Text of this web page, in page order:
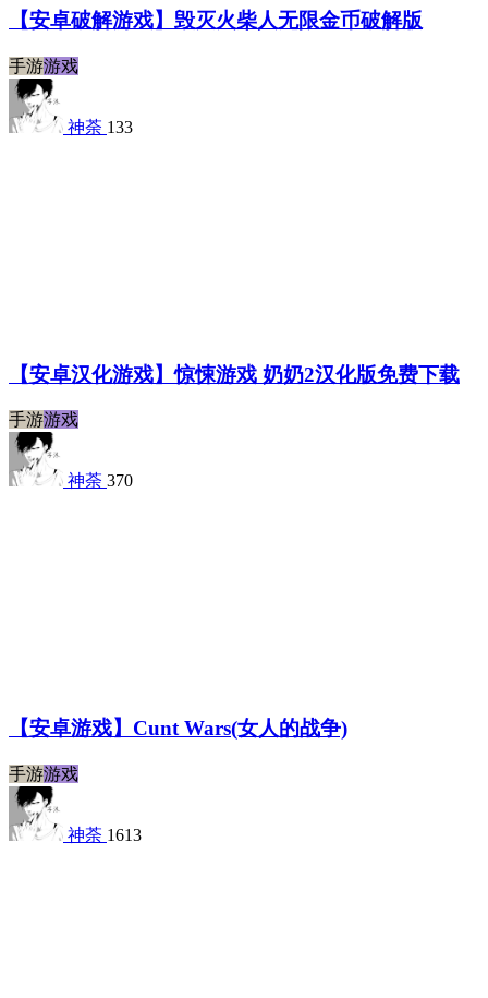
【安卓破解游戏】毁灭火柴人无限金币破解版
手游游戏
神荼 133
【安卓汉化游戏】惊悚游戏 奶奶2汉化版免费下载
手游游戏
神荼 370
【安卓游戏】Cunt Wars(女人的战争)
手游游戏
神荼 1613